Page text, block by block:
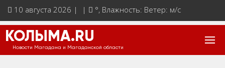
10 августа 2026 | | °, Влажность: Ветер: м/с
КОЛЫМА.RU
Новости Магадана и Магаданской области